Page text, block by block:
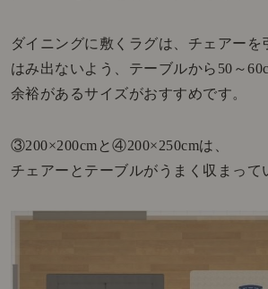
ダイニングに敷くラグは、チェアーを
はみ出ないよう、テーブルから50～
余裕があるサイズがおすすめです。
③200×200cmと④200×250cmは、
チェアーとテーブルがうまく収まって